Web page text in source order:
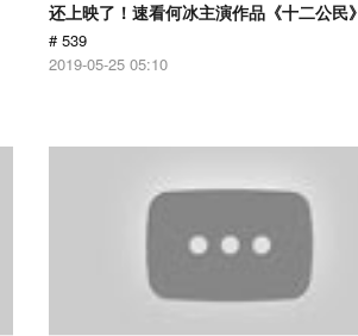
还上映了！速看何冰主演作品《十二公民》
# 539
2019-05-25 05:10